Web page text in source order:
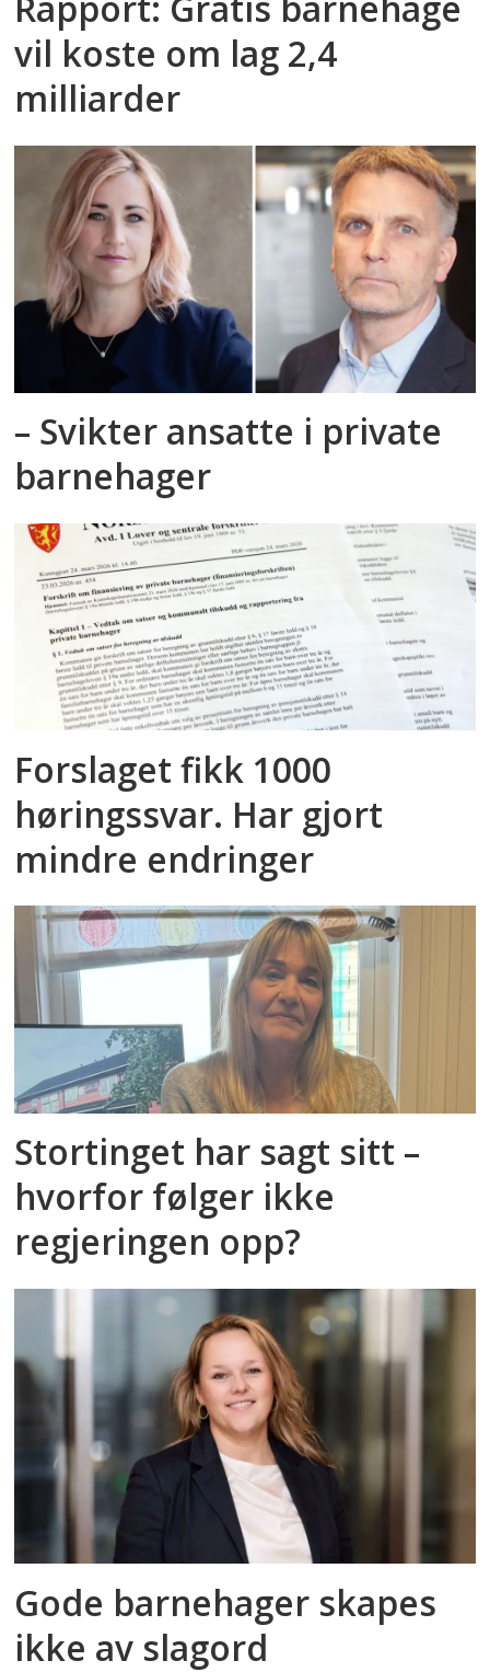
vil koste om lag 2,4
milliarder
– Svikter ansatte i private
barnehager
Forslaget fikk 1000
høringssvar. Har gjort
mindre endringer
Stortinget har sagt sitt –
hvorfor følger ikke
regjeringen opp?
Gode barnehager skapes
ikke av slagord